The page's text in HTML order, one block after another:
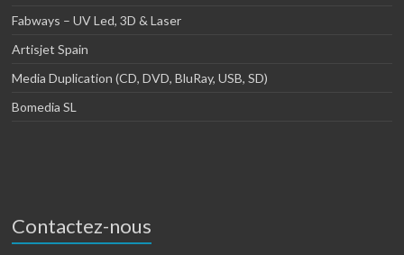
Fabways – UV Led, 3D & Laser
Artisjet Spain
Media Duplication (CD, DVD, BluRay, USB, SD)
Bomedia SL
Contactez-nous